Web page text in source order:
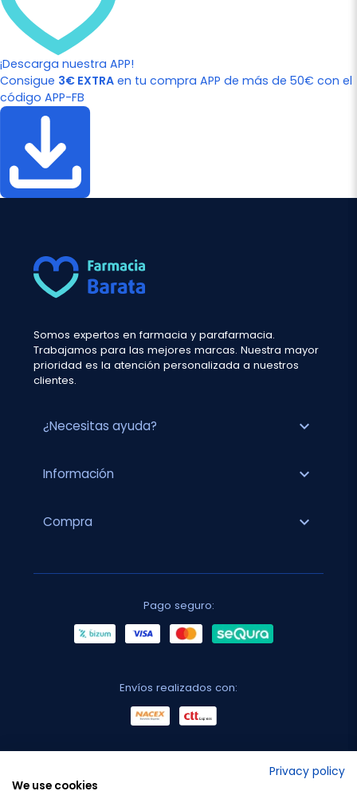
¡Descarga nuestra APP!
Consigue 3€ EXTRA en tu compra APP de más de 50€ con el
código APP-FB
Somos expertos en farmacia y parafarmacia.
Trabajamos para las mejores marcas. Nuestra mayor
prioridad es la atención personalizada a nuestros
clientes.
¿Necesitas ayuda? expand_more
Información expand_more
Compra expand_more
Pago seguro:
Envíos realizados con:
Privacy policy
We use cookies